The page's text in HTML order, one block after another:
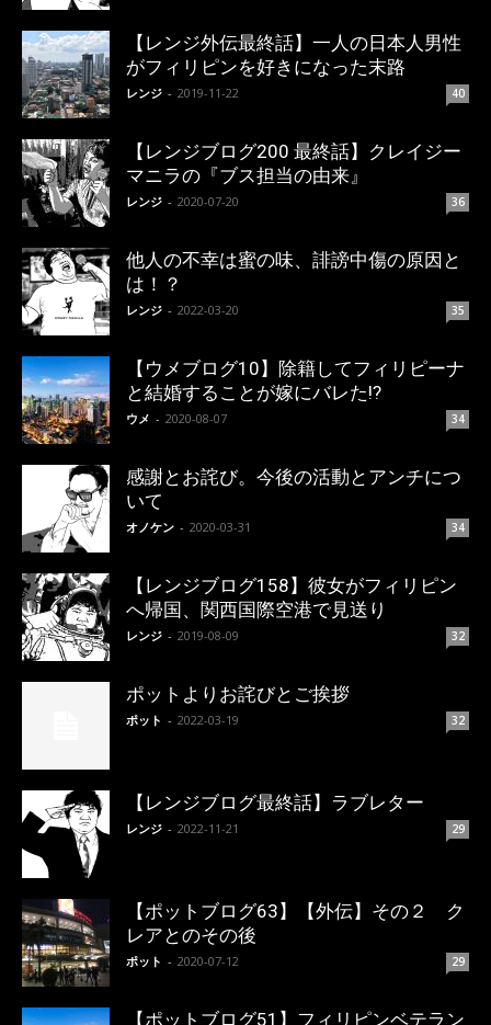
【レンジ外伝最終話】一人の日本人男性
がフィリピンを好きになった末路
レンジ - 2019-11-22 40
【レンジブログ200 最終話】クレイジー
マニラの『ブス担当の由来』
レンジ - 2020-07-20 36
他人の不幸は蜜の味、誹謗中傷の原因と
は！？
レンジ - 2022-03-20 35
【ウメブログ10】除籍してフィリピーナ
と結婚することが嫁にバレた!?
ウメ - 2020-08-07 34
感謝とお詫び。今後の活動とアンチにつ
いて
オノケン - 2020-03-31 34
【レンジブログ158】彼女がフィリピン
へ帰国、関西国際空港で見送り
レンジ - 2019-08-09 32
ポットよりお詫びとご挨拶
ポット - 2022-03-19 32
【レンジブログ最終話】ラブレター
レンジ - 2022-11-21 29
【ポットブログ63】【外伝】その２ ク
レアとのその後
ポット - 2020-07-12 29
【ポットブログ51】フィリピンベテラン